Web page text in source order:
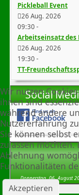
Donnerstag, 06. August
Pickleball Event
26 Aug. 2026
09:30 -
Arbeitseinsatz des
26 Aug. 2026
19:30 -
TT-
Social
Wir nutzen
ihnen sind
während andere
Nutzererfahrung
Sie können selbst
zulassen möchten.
Ablehnung
Funktionalitäten
Akzeptieren